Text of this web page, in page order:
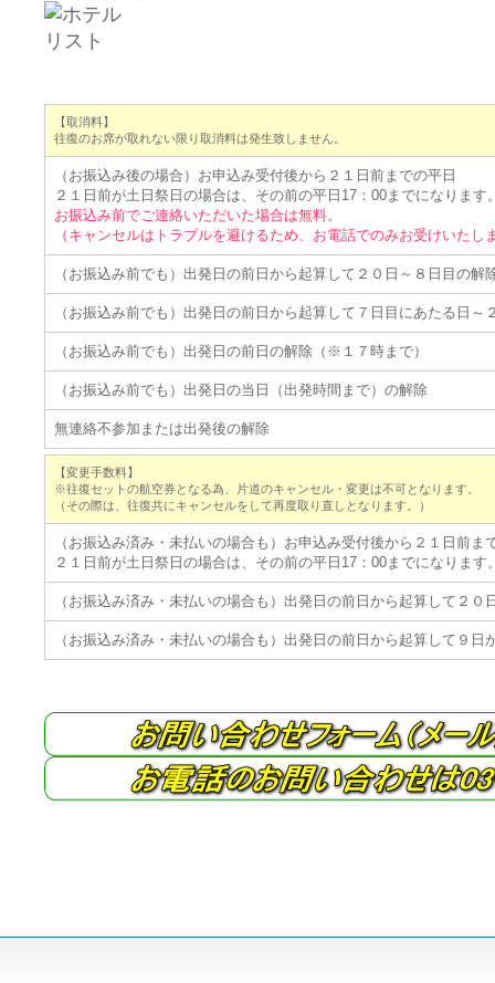
【取消料】
往復のお席が取れない限り取消料は発生致しません。
（お振込み後の場合）お申込み受付後から２１日前までの平日
２１日前が土日祭日の場合は、その前の平日17：00までになります
お振込み前でご連絡いただいた場合は無料。
（キャンセルはトラブルを避けるため、お電話でのみお受けいたし
（お振込み前でも）出発日の前日から起算して２０日～８日目の解
（お振込み前でも）出発日の前日から起算して７日目にあたる日～
（お振込み前でも）出発日の前日の解除（※１７時まで）
（お振込み前でも）出発日の当日（出発時間まで）の解除
無連絡不参加または出発後の解除
【変更手数料】
※往復セットの航空券となる為、片道のキャンセル・変更は不可となります。
（その際は、往復共にキャンセルをして再度取り直しとなります。）
（お振込み済み・未払いの場合も）お申込み受付後から２１日前ま
２１日前が土日祭日の場合は、その前の平日17：00までになります
（お振込み済み・未払いの場合も）出発日の前日から起算して２０
（お振込み済み・未払いの場合も）出発日の前日から起算して９日